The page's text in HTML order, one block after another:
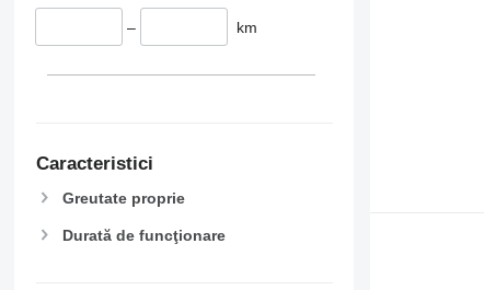
– km
Caracteristici
Greutate proprie
Durată de funcţionare